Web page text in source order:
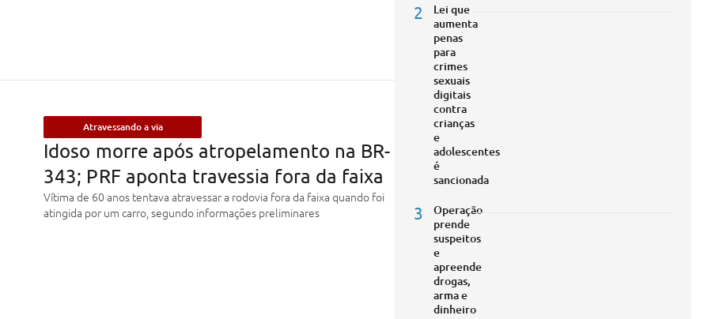
Atravessando a via
Idoso morre após atropelamento na BR-
343; PRF aponta travessia fora da faixa
Vítima de 60 anos tentava atravessar a rodovia fora da faixa quando foi
atingida por um carro, segundo informações preliminares
2
Lei que
aumenta
penas
para
crimes
sexuais
digitais
contra
crianças
e
adolescentes
é
sancionada
3
Operação
prende
suspeitos
e
apreende
drogas,
arma e
dinheiro